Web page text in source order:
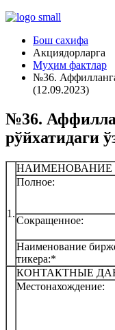
Бош сахифа
Акциядорларга
Муҳим фактлар
№36.
(12.09.2023)
№36.
рўйхатидаги
1.
НАИМЕНОВАНИЕ
Полное:
Сокращенное:
Наименование
тикера:*
КОНТАКТНЫЕ
Местонахождение: